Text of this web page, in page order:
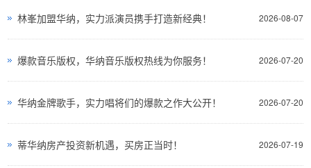
2026-08-07
林峯加盟华纳，实力派演员携手打造新经典！
2026-07-20
爆款音乐版权，华纳音乐版权热线为你服务！
2026-07-20
华纳金牌歌手，实力唱将们的爆款之作大公开！
2026-07-19
蒂华纳房产投资新机遇，买房正当时！